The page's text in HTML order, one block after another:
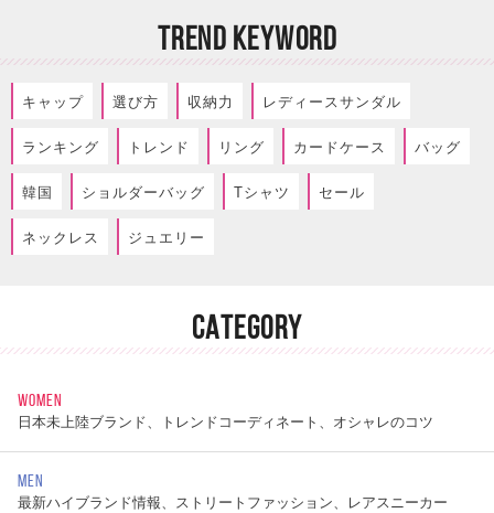
TREND KEYWORD
キャップ 選び方 収納力 レディースサンダル
ランキング トレンド リング カードケース バッグ
韓国 ショルダーバッグ Tシャツ セール
ネックレス ジュエリー
CATEGORY
WOMEN
日本未上陸ブランド、トレンドコーディネート、オシャレのコツ
MEN
最新ハイブランド情報、ストリートファッション、レアスニーカー